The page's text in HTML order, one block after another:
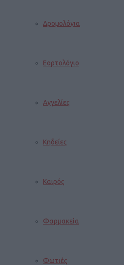
Δρομολόγια
Εορτολόγιο
Αγγελίες
Κηδείες
Καιρός
Φαρμακεία
Φωτιές